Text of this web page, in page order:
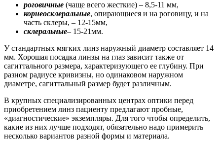
роговичные (чаще всего жесткие) – 8,5-11 мм,
корнеосклеральные, опирающиеся и на роговицу, и на
часть склеры, – 12-15мм,
склеральные– 15-21мм.
У стандартных мягких линз наружный диаметр составляет 14
мм. Хорошая посадка линзы на глаз зависит также от
сагиттального размера, характеризующего ее глубину. При
разном радиусе кривизны, но одинаковом наружном
диаметре, сагиттальный размер будет различным.
В крупных специализированных центрах оптики перед
приобретением линз пациенту предлагают пробные,
«диагностические» экземпляры. Для того чтобы определить,
какие из них лучше подходят, обязательно надо примерить
несколько вариантов разной формы и материала.